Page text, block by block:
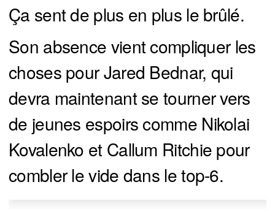
Ça sent de plus en plus le brûlé.
Son absence vient compliquer les
choses pour Jared Bednar, qui
devra maintenant se tourner vers
de jeunes espoirs comme Nikolai
Kovalenko et Callum Ritchie pour
combler le vide dans le top-6.